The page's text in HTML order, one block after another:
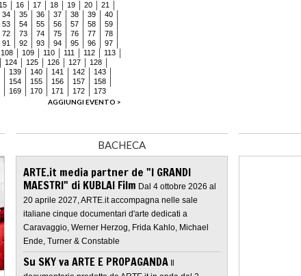
15 16 17 18 19 20
21
34 35 36 37 38 39
40
53 54 55 56 57 58
59
72 73 74 75 76 77
78
91 92 93 94 95 96
97
108 109 110 111 112
113
124 125 126 127
128
139 140 141 142
143
154 155 156 157
158
169 170 171 172
173
AGGIUNGI EVENTO >
BACHECA
ARTE.it media partner de "I GRANDI
MAESTRI" di KUBLAI Film Dal 4 ottobre 2026 al
20 aprile 2027, ARTE.it accompagna nelle sale
italiane cinque documentari d'arte dedicati a
Caravaggio, Werner Herzog, Frida Kahlo, Michael
Ende, Turner & Constable
Su SKY va ARTE E PROPAGANDA Il